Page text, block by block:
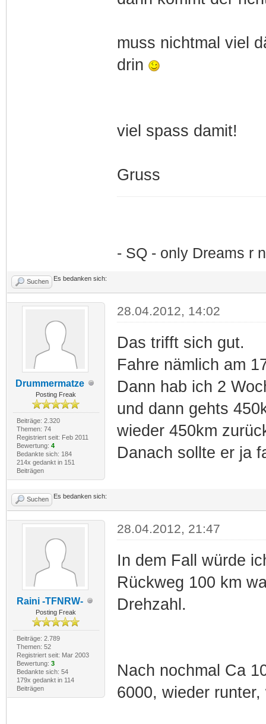
muss nichtmal viel
drin
viel spass damit!
Gruss
- SQ - only Dreams r
Suchen Es bedanken sich:
Drummermatze
Posting Freak
Beiträge: 2.320
Themen: 74
Registriert seit: Feb 2011
Bewertung: 4
Bedankte sich: 184
214x gedankt in 151
Beiträgen
28.04.2012, 14:02
Das trifft sich gut.
Fahre nämlich am
Dann hab ich 2
und dann gehts
wieder 450km
Danach sollte er ja
Suchen Es bedanken sich:
Raini -TFNRW-
Posting Freak
Beiträge: 2.789
Themen: 52
Registriert seit: Mar 2003
Bewertung: 3
Bedankte sich: 54
179x gedankt in 114
Beiträgen
28.04.2012, 21:47
In dem Fall würde
Rückweg 100 km
Drehzahl.
Nach nochmal Ca
6000, wieder